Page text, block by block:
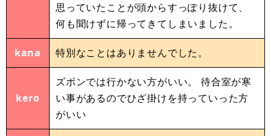
思っていたことが頭からすっぽり抜けて、
何も聞けずに帰ってきてしまいました。
kana 特別なことはありませんでした。
kero
ズボンでは行かない方がいい。 待合室が寒
い事があるのでひざ掛けを持っていった方
がいい